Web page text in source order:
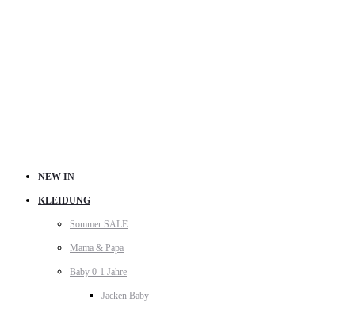
NEW IN
KLEIDUNG
Sommer SALE
Mama & Papa
Baby 0-1 Jahre
Jacken Baby